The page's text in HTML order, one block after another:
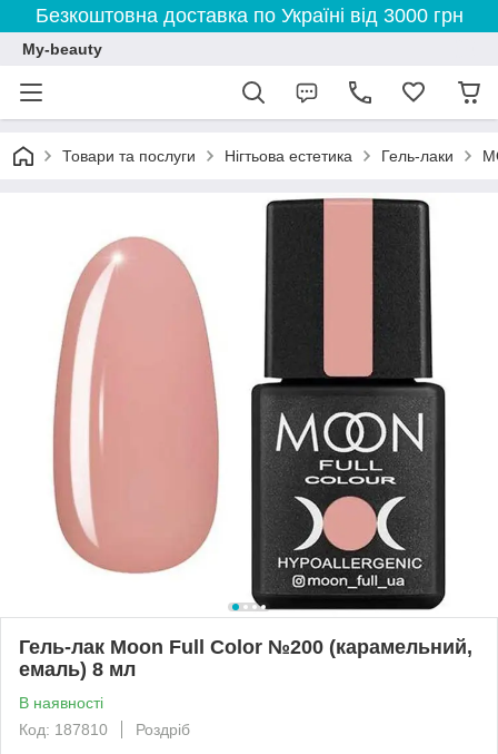
Безкоштовна доставка по Україні від 3000 грн
My-beauty
Товари та послуги Нігтьова естетика Гель-лаки
Гель-лак Moon Full Color №200 (карамельний,
емаль) 8 мл
В наявності
Код: 187810
Роздріб